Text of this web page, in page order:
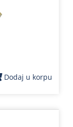
Dodaj u korpu